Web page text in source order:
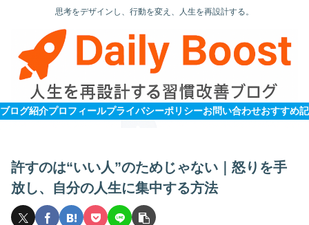
思考をデザインし、行動を変え、人生を再設計する。
ブログ紹介プロフィールプライバシーポリシーお問い合わせ
許すのは“いい人”のためじゃない｜怒りを手
放し、自分の人生に集中する方法